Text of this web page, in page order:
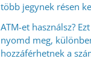
több jegynek résen
ATM-et használsz?
nyomd meg,
hozzáférhetnek a